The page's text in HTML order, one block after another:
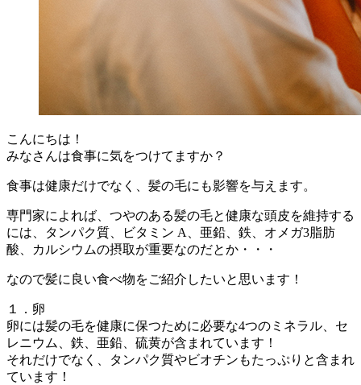
こんにちは！
みなさんは食事に気をつけてますか？
食事は健康だけでなく、髪の毛にも影響を与えます。
専門家によれば、つやのある髪の毛と健康な頭皮を維持する
には、タンパク質、ビタミン A、亜鉛、鉄、オメガ3脂肪
酸、カルシウムの摂取が重要なのだとか・・・
なので髪に良い食べ物をご紹介したいと思います！
１．卵
卵には髪の毛を健康に保つために必要な4つのミネラル、セ
レニウム、鉄、亜鉛、硫黄が含まれています！
それだけでなく、タンパク質やビオチンもたっぷりと含まれ
ています！